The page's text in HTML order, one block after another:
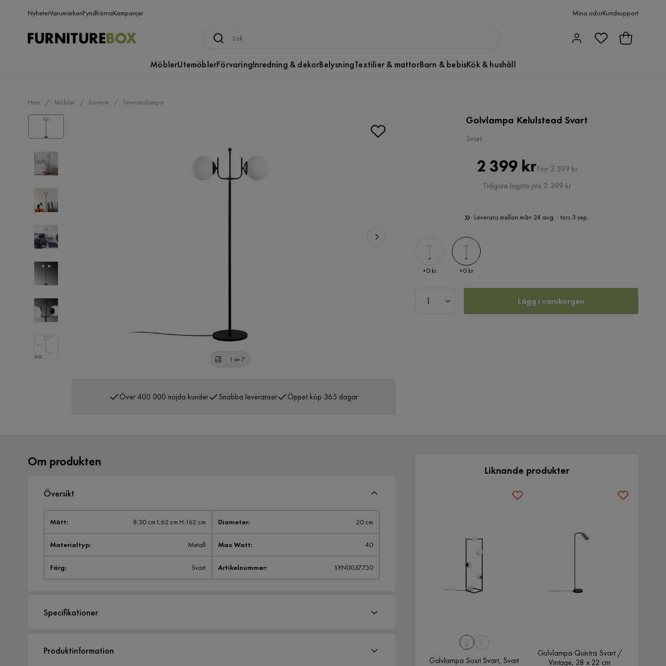
NyheterVarumärkenFyndhörnaKampanjer Mina sidorKundsupport
MöblerUtemöblerFörvaringInredning & dekorBelysningTextilier & mattorBarn & bebisKök & hushåll
Hem Möbler Sovrum Sovrumslampa
1 av 7
Över 400 000 nöjda kunder Snabba leveranser Öppet köp 365 dagar
Golvlampa Kelulstead Svart
Svart
Pris
2 399 krOriginal
Pris
Förr 3 599 kr
Tidigare lägsta pris 2 399 kr
Leverans mellan mån 24 aug. - tors 3 sep.
Pris
+0 kr Pris
+0 kr
Lägg i varukorgen
Om produkten
Översikt
Mått: B:30 cm L:62 cm H:162 cm Diameter: 20 cm
Materialtyp: Metall Max Watt: 40
Färg: Svart Artikelnummer: SYN0037750
Specifikationer
Storlek
Produktinformation
Liknande produkter
Golvlampa Sosri Svart, Svart
Golvlampa Quintra Svart /
Vintage, 28 x 22 cm